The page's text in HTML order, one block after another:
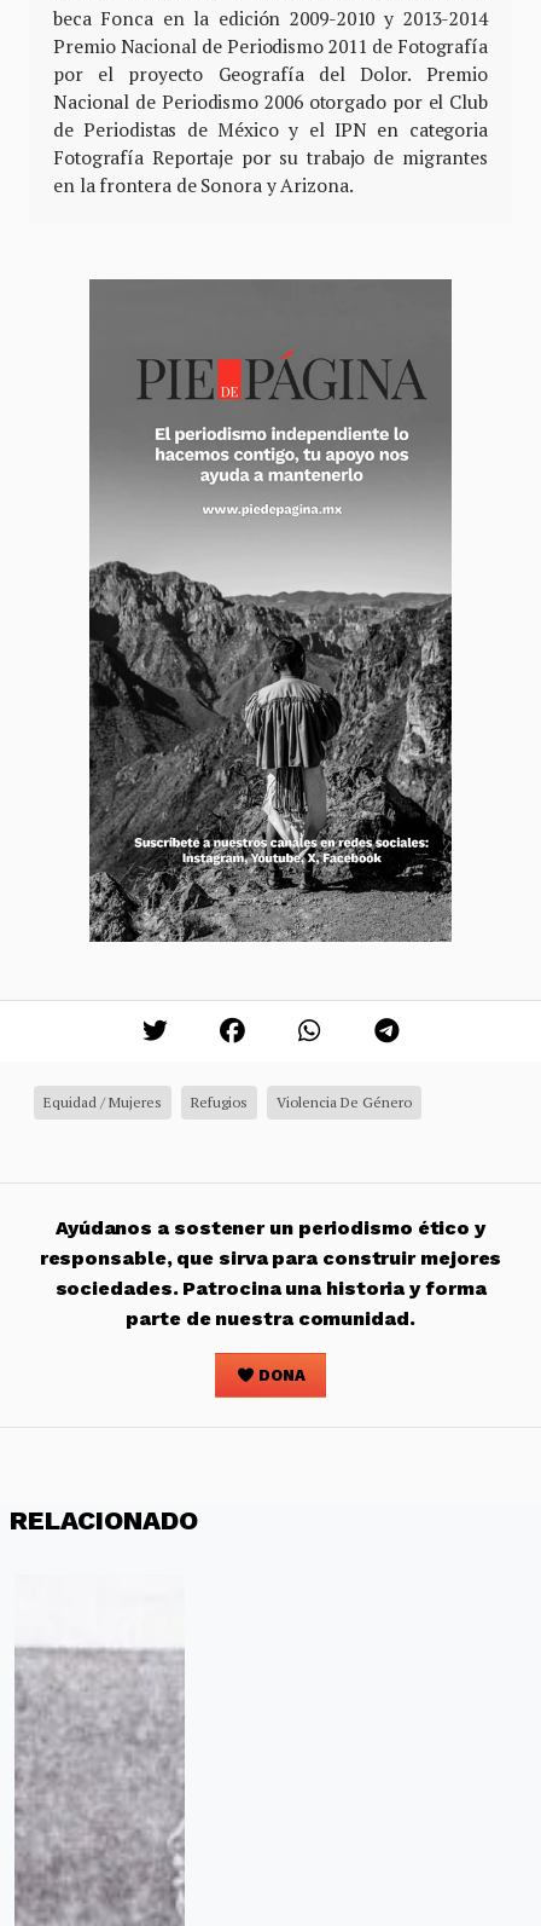
beca Fonca en la edición 2009-2010 y 2013-2014
Premio Nacional de Periodismo 2011 de Fotografía
por el proyecto Geografía del Dolor. Premio
Nacional de Periodismo 2006 otorgado por el Club
de Periodistas de México y el IPN en categoria
Fotografía Reportaje por su trabajo de migrantes
en la frontera de Sonora y Arizona.
Equidad / Mujeres Refugios Violencia De Género
Ayúdanos a sostener un periodismo ético y
responsable, que sirva para construir mejores
sociedades. Patrocina una historia y forma
parte de nuestra comunidad.
DONA
RELACIONADO